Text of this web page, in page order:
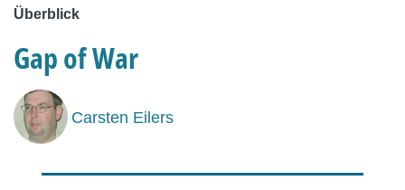
Überblick
Gap of War
Carsten Eilers